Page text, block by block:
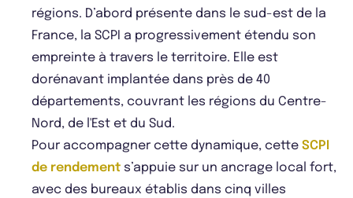
régions. D’abord présente dans le sud-est de la
France, la SCPI a progressivement étendu son
empreinte à travers le territoire. Elle est
dorénavant implantée dans près de 40
départements, couvrant les régions du Centre-
Nord, de l'Est et du Sud.
Pour accompagner cette dynamique, cette SCPI
de rendement s’appuie sur un ancrage local fort,
avec des bureaux établis dans cinq villes